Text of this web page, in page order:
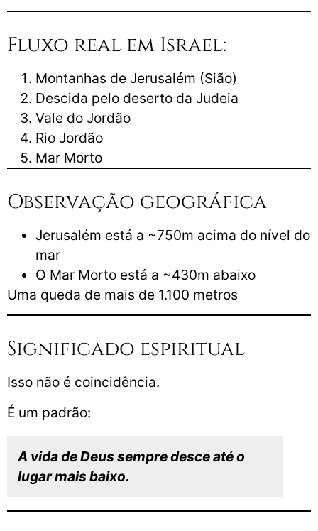
Fluxo real em Israel:
Montanhas de Jerusalém (Sião)
Descida pelo deserto da Judeia
Vale do Jordão
Rio Jordão
Mar Morto
Observação geográfica
Jerusalém está a ~750m acima do nível do
mar
O Mar Morto está a ~430m abaixo
Uma queda de mais de 1.100 metros
Significado espiritual
Isso não é coincidência.
É um padrão:
A vida de Deus sempre desce até o
lugar mais baixo.